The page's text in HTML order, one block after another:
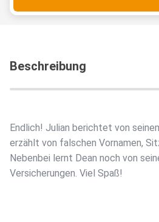
Beschreibung
Endlich! Julian berichtet von
erzählt von falschen Vornamen,
Nebenbei lernt Dean noch von
Versicherungen. Viel Spaß!